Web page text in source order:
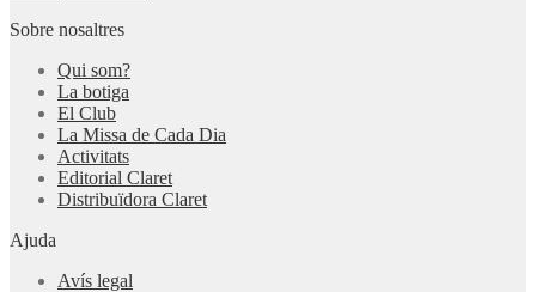
Sobre nosaltres
Qui som?
La botiga
El Club
La Missa de Cada Dia
Activitats
Editorial Claret
Distribuïdora Claret
Ajuda
Avís legal